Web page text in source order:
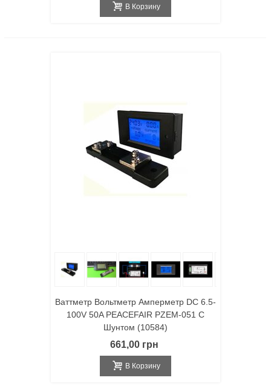
В Корзину
Ваттметр Вольтметр Амперметр DC 6.5-
100V 50A PEACEFAIR PZEM-051 С
Шунтом (10584)
661,00 грн
В Корзину